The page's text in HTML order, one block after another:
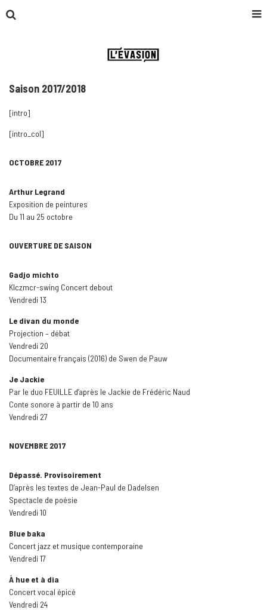
Saison 2017/2018
[intro]
[intro_col]
OCTOBRE 2017
Arthur Legrand
Exposition de peintures
Du 11 au 25 octobre
OUVERTURE DE SAISON
Gadjo michto
Klczmcr-swing Concert debout
Vendredi 13
Le divan du monde
Projection – débat
Vendredi 20
Documentaire français (2016) de Swen de Pauw
Je Jackie
Par le duo FEUILLE d’après le Jackie de Frédéric Naud
Conte sonore à partir de 10 ans
Vendredi 27
NOVEMBRE 2017
Dépassé. Provisoirement
D’après les textes de Jean-Paul de Dadelsen
Spectacle de poésie
Vendredi 10
Blue baka
Concert jazz et musique contemporaine
Vendredi 17
À hue et à dia
Concert vocal épicé
Vendredi 24